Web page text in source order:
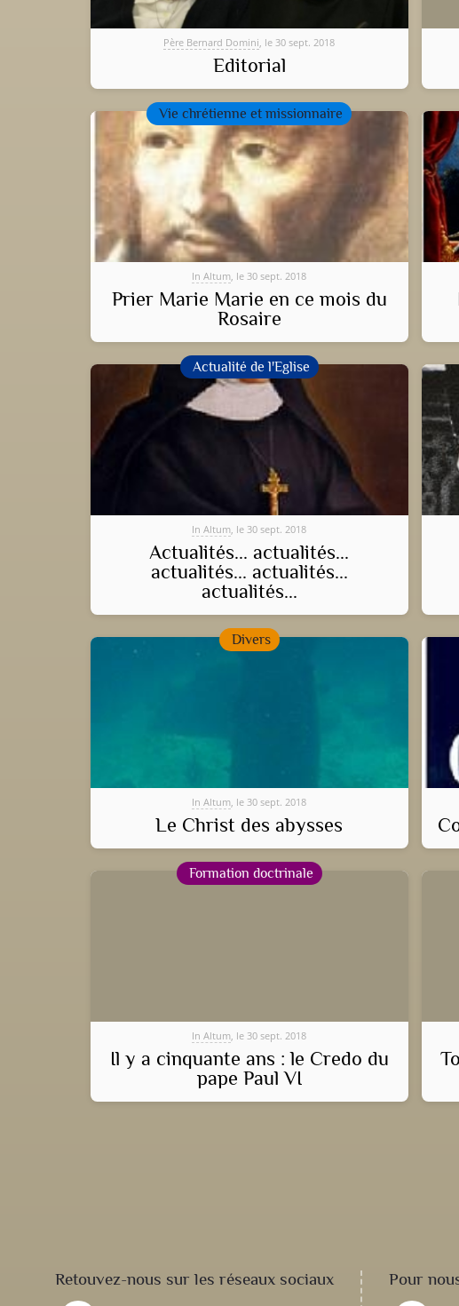
Père Bernard Domini, le 30 sept. 2018
Editorial
Vie chrétienne et missionnaire
In Altum, le 30 sept. 2018
Prier Marie Marie en ce mois du
Rosaire
Actualité de l'Eglise
In Altum, le 30 sept. 2018
Actualités... actualités...
actualités... actualités...
actualités...
Divers
In Altum, le 30 sept. 2018
Le Christ des abysses
Formation doctrinale
In Altum, le 30 sept. 2018
Il y a cinquante ans : le Credo du
pape Paul VI
Retouvez-nous sur les réseaux sociaux Pour